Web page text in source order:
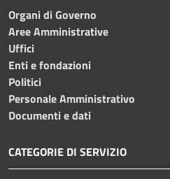
Organi di Governo
Aree Amministrative
Uffici
Enti e fondazioni
Politici
Personale Amministrativo
Documenti e dati
CATEGORIE DI SERVIZIO